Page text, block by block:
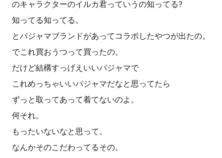
のキャラクターのイルカ君っていうの知ってる?
知ってる知ってる。
とパジャマブランドがあってコラボしたやつが出たの。
でこれ買おうつって買ったの。
だけど結構すっげえいいパジャマで
これめっちゃいいパジャマだなと思ってたら
ずっと取ってあって着てないのよ。
何それ。
もったいないなと思って。
なんかそのこだわってるその。